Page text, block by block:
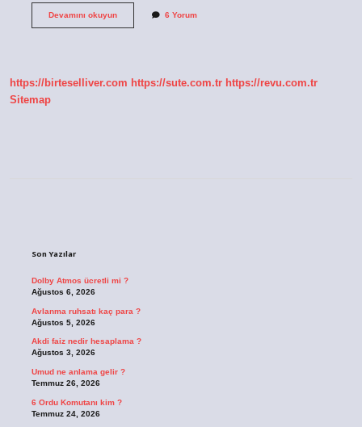
Devamını okuyunBitkilerde
mitoz
6 Yorum
https://birteselliver.com https://sute.com.tr https://revu.com.tr
Sitemap
Son Yazılar
Dolby Atmos ücretli mi ?
Ağustos 6, 2026
Avlanma ruhsatı kaç para ?
Ağustos 5, 2026
Akdi faiz nedir hesaplama ?
Ağustos 3, 2026
Umud ne anlama gelir ?
Temmuz 26, 2026
6 Ordu Komutanı kim ?
Temmuz 24, 2026